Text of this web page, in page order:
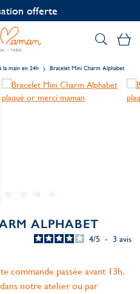
offerte
la main en 24h Bracelet Mini Charm Alphabet
ALPHABET
4/5 - 3 avis
commande passée avant 13h.
notre atelier ou par